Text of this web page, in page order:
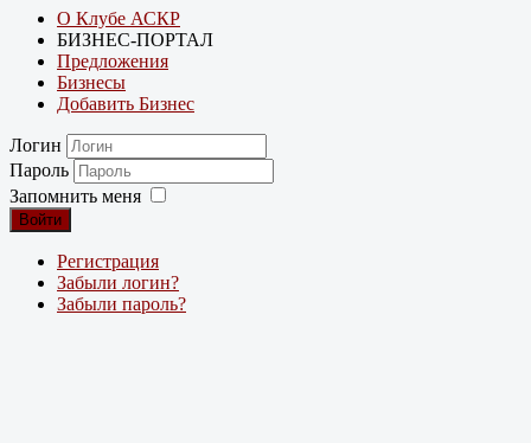
О Клубе АСКР
БИЗНЕС-ПОРТАЛ
Предложения
Бизнесы
Добавить Бизнес
Логин
Пароль
Запомнить меня
Войти
Регистрация
Забыли логин?
Забыли пароль?